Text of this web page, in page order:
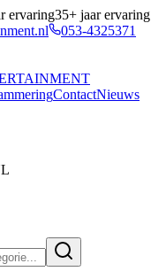
ervaring35+ jaar ervaring
053-4325371
ContactNieuws